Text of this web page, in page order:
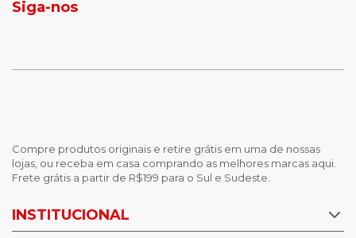
calças femininas
Siga-nos
Compre produtos originais e retire grátis em uma de nossas
lojas, ou receba em casa comprando as melhores marcas aqui.
Frete grátis a partir de R$199 para o Sul e Sudeste.
INSTITUCIONAL